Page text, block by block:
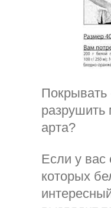
разрушить
арта?
Если у вас
которых